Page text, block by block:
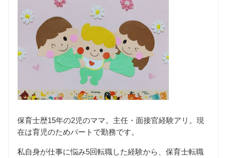
保育士歴15年の2児のママ。主任・面接官経験アリ。現
在は育児のためパートで勤務です。
私自身が仕事に悩み5回転職した経験から、保育士転職